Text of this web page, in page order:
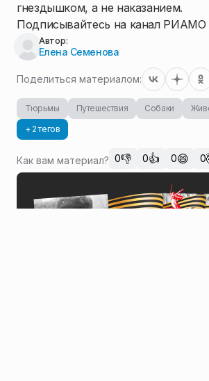
гнездышком, а не наказанием.
Подписывайтесь на канал РИАМО
Автор:
Елена Семенова
Поделиться материалом:
Тюрьмы Путешествия Собаки
+ 2 тегов
Как вам материал? 0👎 0👍 0😄 0